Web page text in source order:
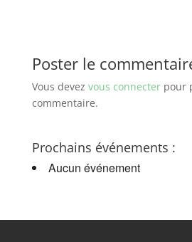
Poster le
Vous devez vous connecterpour
commentaire.
Prochains événements :
Aucun événement